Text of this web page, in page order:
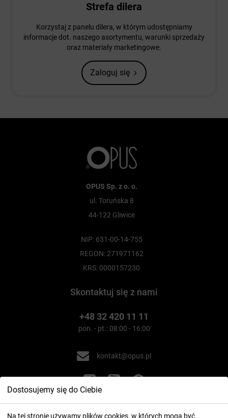
Dostosujemy się do Ciebie
Na tej stronie używamy plików cookies, w których mogą być
Strefa dilera
Korzystaj z panelu dilera, w którym udostępniamy
informacje dot. naszego asortymentu, warunki sprzedaży
oraz materiały marketingowe.
Zaloguj się
OPUS Sp. z o. o.
ul. Toruńska 8
44-122 Gliwice
NIP: 631-00-14-755
REGON: 271971162
KRS: 0000157230
Skontaktuj się z nami
+48 32 420 11 11
pon. - pt.: 08:00 - 16:00
kontakt@opus.pl